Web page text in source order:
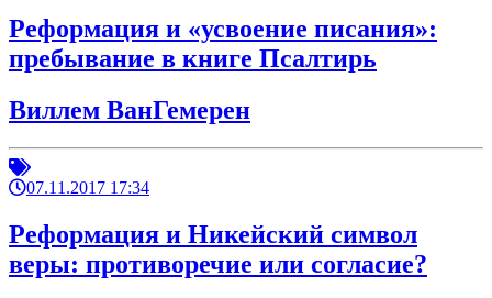
Реформация и «усвоение писания»:
пребывание в книге Псалтирь
Виллем ВанГемерен
07.11.2017 17:34
Реформация и Никейский символ
веры: противоречие или согласие?